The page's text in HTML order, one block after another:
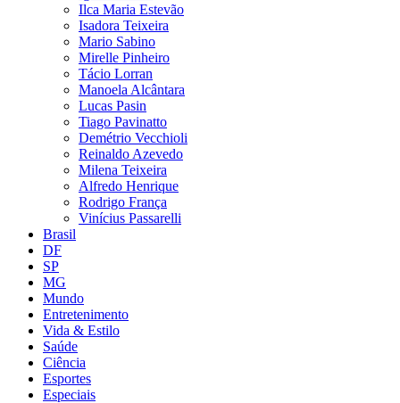
Ilca Maria Estevão
Isadora Teixeira
Mario Sabino
Mirelle Pinheiro
Tácio Lorran
Manoela Alcântara
Lucas Pasin
Tiago Pavinatto
Demétrio Vecchioli
Reinaldo Azevedo
Milena Teixeira
Alfredo Henrique
Rodrigo França
Vinícius Passarelli
Brasil
DF
SP
MG
Mundo
Entretenimento
Vida & Estilo
Saúde
Ciência
Esportes
Especiais